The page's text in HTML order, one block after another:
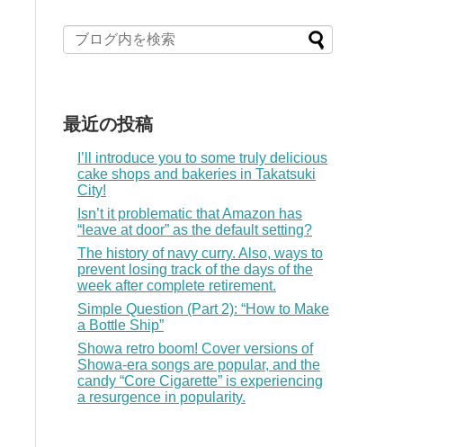
最近の投稿
I’ll introduce you to some truly delicious
cake shops and bakeries in Takatsuki
City!
Isn’t it problematic that Amazon has
“leave at door” as the default setting?
The history of navy curry. Also, ways to
prevent losing track of the days of the
week after complete retirement.
Simple Question (Part 2): “How to Make
a Bottle Ship”
Showa retro boom! Cover versions of
Showa-era songs are popular, and the
candy “Core Cigarette” is experiencing
a resurgence in popularity.